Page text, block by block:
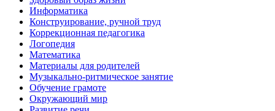
Информатика
Конструирование, ручной труд
Коррекционная педагогика
Логопедия
Математика
Материалы для родителей
Музыкально-ритмическое занятие
Обучение грамоте
Окружающий мир